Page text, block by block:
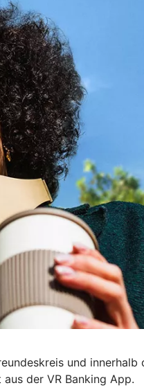
und
der VR Banking App.